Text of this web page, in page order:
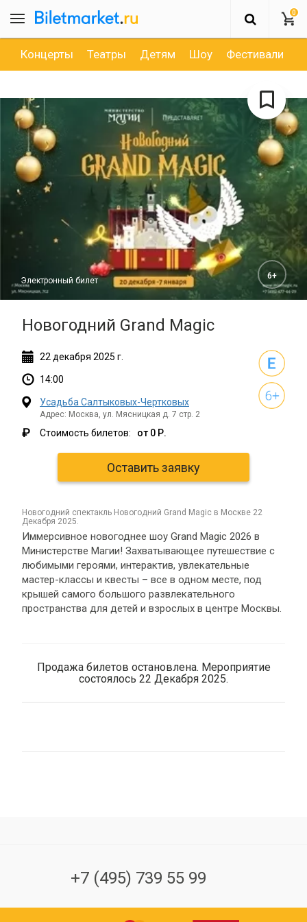
0
Концерты Театры Детям Шоу Фестивали
Новогодний Grand Magic
Электронный билет 6+
22 декабря 2025 г.
14:00
Усадьба Салтыковых-Чертковых
Адрес: Москва, ул. Мясницкая д. 7 стр. 2
₽ Стоимость билетов: от 0 Р.
Оставить заявку
новогодний спектакль Новогодний Grand Magic в Москве 22
Декабря 2025.
Иммерсивное новогоднее шоу Grand Magic 2026 в
Министерстве Магии! Захватывающее путешествие с
любимыми героями, интерактив, увлекательные
мастер-классы и квесты – все в одном месте, под
крышей самого большого развлекательного
пространства для детей и взрослых в центре Москвы.
Продажа билетов остановлена. Мероприятие
состоялось 22 Декабря 2025.
+7 (495) 739 55 99